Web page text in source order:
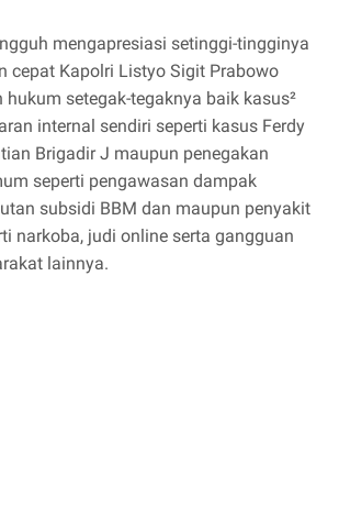
mengapresiasi setinggi-tingginya
cepat Kapolri Listyo Sigit Prabowo
hukum setegak-tegaknya baik kasus²
internal sendiri seperti kasus Ferdy
Brigadir J maupun penegakan
seperti pengawasan dampak
subsidi BBM dan maupun penyakit
narkoba, judi online serta gangguan
lainnya.